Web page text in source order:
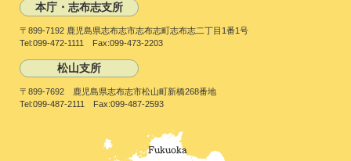
本庁・志布志支所
〒899-7192 鹿児島県志布志市志布志町志布志二丁目1番1号
Tel:099-472-1111 Fax:099-473-2203
松山支所
〒899-7692 鹿児島県志布志市松山町新橋268番地
Tel:099-487-2111 Fax:099-487-2593